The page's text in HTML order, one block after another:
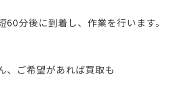
分後に到着し、作業を行います。
、ご希望があれば買取も